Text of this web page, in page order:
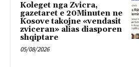
Koleget nga Zvicra,
gazetaret e 20Minuten ne
Kosove takojne «vendasit
zviceran» alias diasporen
shqiptare
05/08/2026